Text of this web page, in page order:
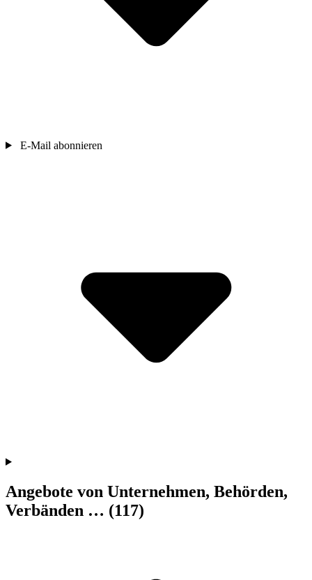
E-Mail abonnieren
Angebote von Unternehmen, Behörden,
Verbänden … (117)